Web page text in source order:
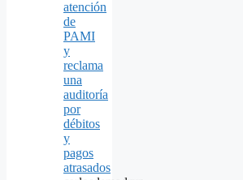
atención
de
PAMI
y
reclama
una
auditoría
por
débitos
y
pagos
atrasados